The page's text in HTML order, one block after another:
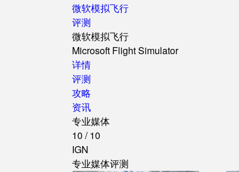
微软模拟飞行
评测
微软模拟飞行
Microsoft Flight Simulator
详情
评测
攻略
资讯
专业媒体
10 / 10
IGN
专业媒体评测